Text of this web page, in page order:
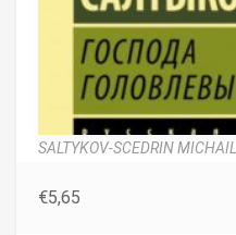
SALTYKOV-SCEDRIN MICHAIL
€5,65